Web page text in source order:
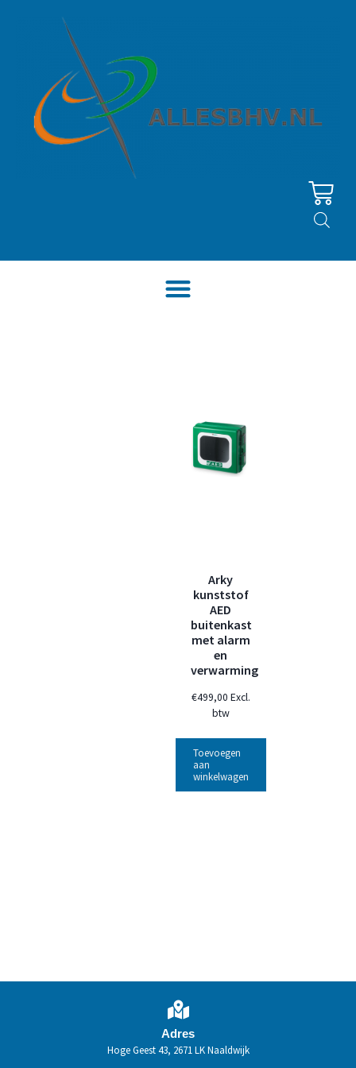
Arky
kunststof
AED
buitenkast
met alarm
en
verwarming
€499,00 Excl.
btw
Toevoegen
aan
winkelwagen
Adres
Hoge Geest 43, 2671 LK Naaldwijk